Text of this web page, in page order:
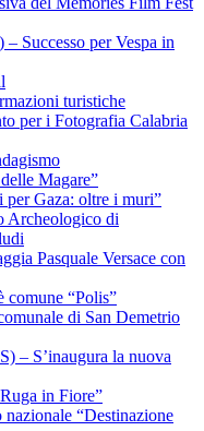
Successo per Vespa in
turistiche
per i Fotografia Calabria
Magare”
Gaza: oltre i muri”
Archeologico di
Pasquale Versace con
comune “Polis”
di San Demetrio
– S’inaugura la nuova
in Fiore”
“Destinazione